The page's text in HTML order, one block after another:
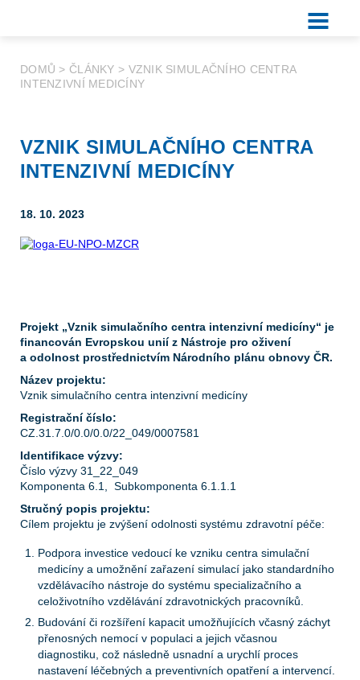
DOMŮ > ČLÁNKY > VZNIK SIMULAČNÍHO CENTRA
INTENZIVNÍ MEDICÍNY
VZNIK SIMULAČNÍHO CENTRA
INTENZIVNÍ MEDICÍNY
18. 10. 2023
Projekt „Vznik simulačního centra intenzivní medicíny“ je
financován Evropskou unií z Nástroje pro oživení
a odolnost prostřednictvím Národního plánu obnovy ČR.
Název projektu:
Vznik simulačního centra intenzivní medicíny
Registrační číslo:
CZ.31.7.0/0.0/0.0/22_049/0007581
Identifikace výzvy:
Číslo výzvy 31_22_049
Komponenta 6.1, Subkomponenta 6.1.1.1
Stručný popis projektu:
Cílem projektu je zvýšení odolnosti systému zdravotní péče:
Podpora investice vedoucí ke vzniku centra simulační
medicíny a umožnění zařazení simulací jako standardního
vzdělávacího nástroje do systému specializačního a
celoživotního vzdělávání zdravotnických pracovníků.
Budování či rozšíření kapacit umožňujících včasný záchyt
přenosných nemocí v populaci a jejich včasnou
diagnostiku, což následně usnadní a urychlí proces
nastavení léčebných a preventivních opatření a intervencí.